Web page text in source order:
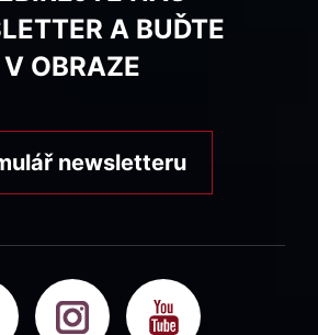
A BUĎTE
V OBRAZE
newsletteru